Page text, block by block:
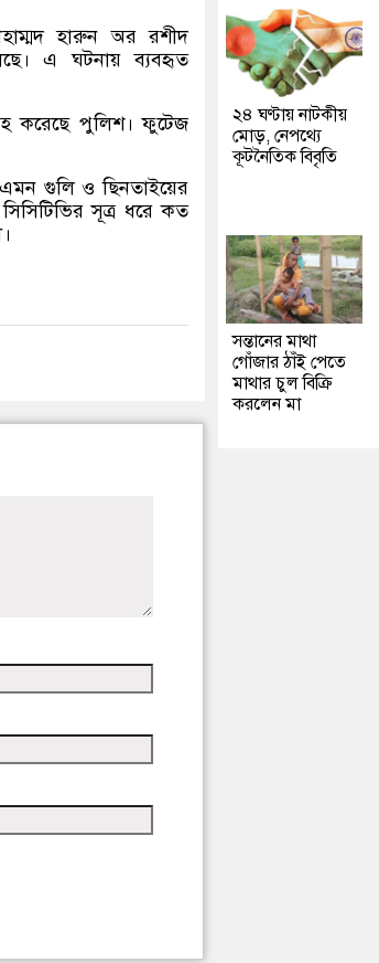
হারুন অর রশীদ
এ ঘটনায় ব্যবহৃত
করেছে পুলিশ। ফুটেজ
গুলি ও ছিনতাইয়ের
সূত্র ধরে কত
২৪ ঘণ্টায় নাটকীয়
মোড়, নেপথ্যে
কূটনৈতিক বিবৃতি
সন্তানের মাথা
গোঁজার ঠাঁই পেতে
মাথার চুল বিক্রি
করলেন মা